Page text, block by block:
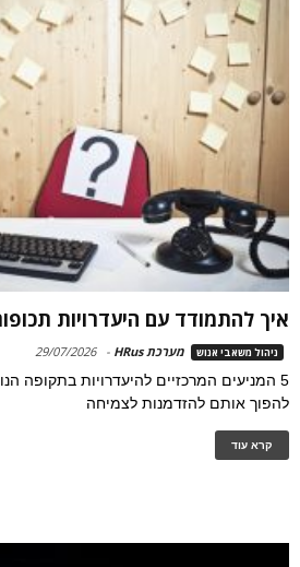
איך להתמודד עם היעדרויות
ניהול משאבי אנוש מערכת HRus -
29/07/2026
5 המניעים המרכזיים להיעדרויות בתקופה
להפוך אותם להזדמנות לצמיחה
קרא עוד